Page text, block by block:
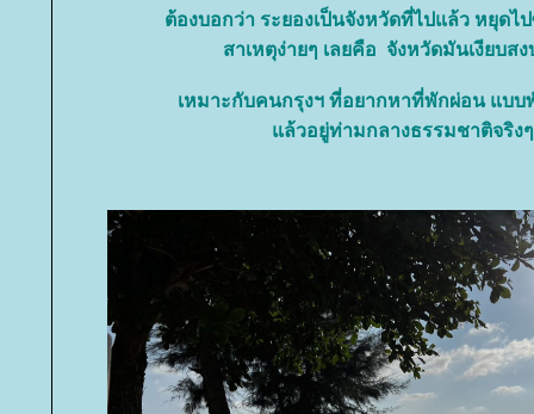
ต้องบอกว่า ระยองเป็นจังหวัดที่ไปแล้ว หยุดไ
สาเหตุง่ายๆ เลยคือ จังหวัดมันเงียบส
เหมาะกับคนกรุงฯ ที่อยากหาที่พักผ่อน แบบ
ล้วอยู่ท่ามกลางธรรมชาติจริง